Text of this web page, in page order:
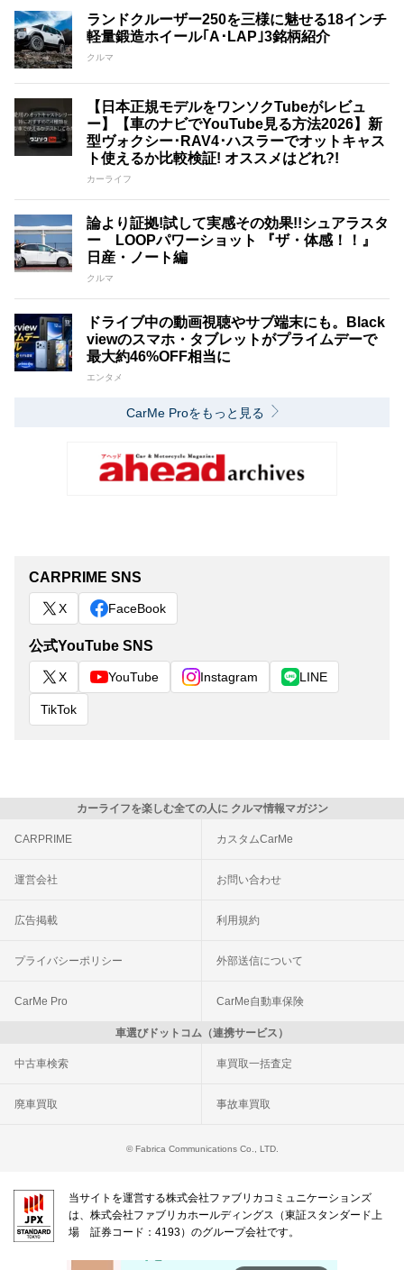
ランドクルーザー250を三様に魅せる18インチ
軽量鍛造ホイール｢A･LAP｣3銘柄紹介
クルマ
【日本正規モデルをワンソクTubeがレビュ
ー】【車のナビでYouTube見る方法2026】新
型ヴォクシー･RAV4･ハスラーでオットキャス
ト使えるか比較検証! オススメはどれ?!
カーライフ
論より証拠!試して実感その効果!!シュアラスタ
ー LOOPパワーショット 『ザ・体感！！』
日産・ノート編
クルマ
ドライブ中の動画視聴やサブ端末にも。Black
viewのスマホ・タブレットがプライムデーで
最大約46%OFF相当に
エンタメ
CarMe Proをもっと見る
CARPRIME SNS
X FaceBook
公式YouTube SNS
X YouTube Instagram LINE
TikTok
カーライフを楽しむ全ての人に クルマ情報マガジン
CARPRIME カスタムCarMe
運営会社 お問い合わせ
広告掲載 利用規約
プライバシーポリシー 外部送信について
CarMe Pro CarMe自動車保険
車選びドットコム（連携サービス）
中古車検索 車買取一括査定
廃車買取 事故車買取
© Fabrica Communications Co., LTD.
当サイトを運営する株式会社ファブリカコミュニケーションズ
は、株式会社ファブリカホールディングス（東証スタンダード上
場 証券コード：4193）のグループ会社です。